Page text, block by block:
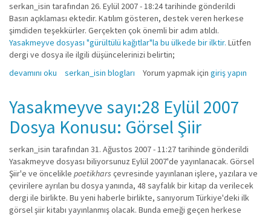
serkan_isin tarafından 26. Eylül 2007 - 18:24 tarihinde gönderildi
Basın açıklaması ektedir. Katılım gösteren, destek veren herkese
şimdiden teşekkürler. Gerçekten çok önemli bir adım atıldı.
Yasakmeyve dosyası "gürültülü kağıtlar"la bu ülkede bir ilktir. Lütfen
dergi ve dosya ile ilgili düşüncelerinizi belirtin;
Yasakmeyve sayı:28 Eylül 2007 Dosya Konusu: Görsel Şiir ÇIKTI! hakkında
devamını oku serkan_isin blogları Yorum yapmak için giriş yapın
Yasakmeyve sayı:28 Eylül 2007
Dosya Konusu: Görsel Şiir
serkan_isin tarafından 31. Ağustos 2007 - 11:27 tarihinde gönderildi
Yasakmeyve dosyası biliyorsunuz Eylül 2007'de yayınlanacak. Görsel
Şiir'e ve öncelikle poetikhars çevresinde yayınlanan işlere, yazılara ve
çevirilere ayrılan bu dosya yanında, 48 sayfalık bir kitap da verilecek
dergi ile birlikte. Bu yeni haberle birlikte, sanıyorum Türkiye'deki ilk
görsel şiir kitabı yayınlanmış olacak. Bunda emeği geçen herkese